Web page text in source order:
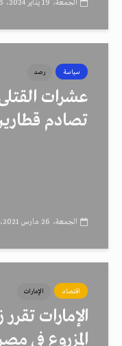
الجمعة، 19 يناير 2024، 4:15 م
سياسة رصد
عشرات
تصادم
الجمعة، 26 مارس 2021، 3:22 م
اقتصاد الإمارات
الإمارات
المزروع في